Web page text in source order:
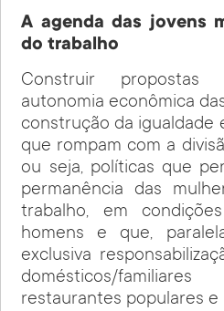
A agenda das jovens
do trabalho
Construir
autonomia econômica
construção da igualdade
que rompam com a
ou seja, políticas que
permanência das
trabalho, em
homens e que,
exclusiva
domésticos/
restaurantes populares e